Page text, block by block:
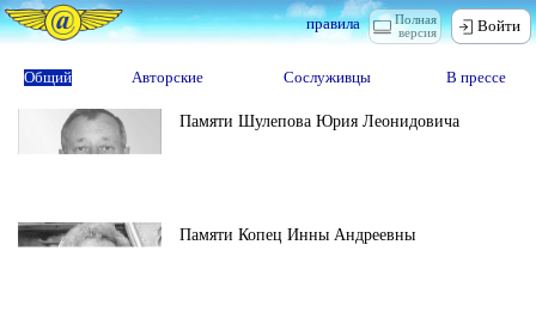
Полная
версия
правила Войти
Общий Авторские Сослуживцы В прессе
Памяти Шулепова Юрия Леонидовича
Памяти Копец Инны Андреевны